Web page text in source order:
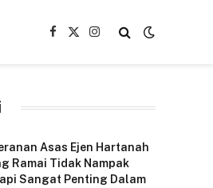
Facebook
X
Instagram
Asas Ejen Hartanah
Ramai Tidak Nampak
Sangat Penting Dalam